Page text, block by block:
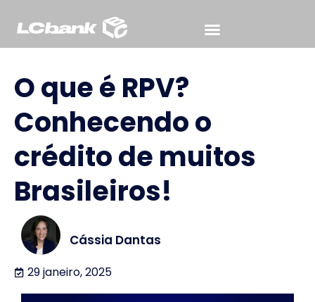
O que é RPV?
Conhecendo o
crédito de muitos
Brasileiros!
Cássia Dantas
29 janeiro, 2025